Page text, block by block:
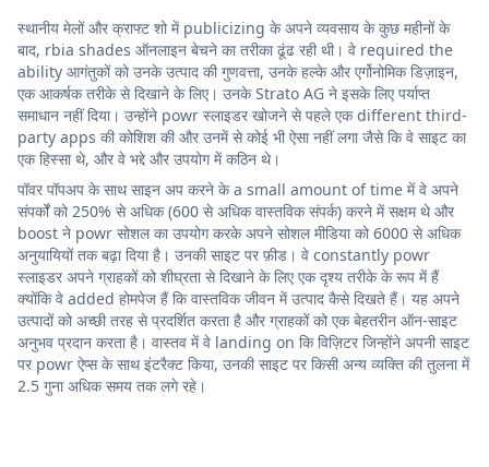
स्थानीय मेलों और क्राफ्ट शो में publicizing के अपने व्यवसाय के कुछ महीनों के
बाद, rbia shades ऑनलाइन बेचने का तरीका ढूंढ रही थी। वे required the
ability आगंतुकों को उनके उत्पाद की गुणवत्ता, उनके हल्के और एर्गोनोमिक डिज़ाइन,
एक आकर्षक तरीके से दिखाने के लिए। उनके Strato AG ने इसके लिए पर्याप्त
समाधान नहीं दिया। उन्होंने powr स्लाइडर खोजने से पहले एक different third-
party apps की कोशिश की और उनमें से कोई भी ऐसा नहीं लगा जैसे कि वे साइट का
एक हिस्सा थे, और वे भद्दे और उपयोग में कठिन थे।
पॉवर पॉपअप के साथ साइन अप करने के a small amount of time में वे अपने
संपर्कों को 250% से अधिक (600 से अधिक वास्तविक संपर्क) करने में सक्षम थे और
boost ने powr सोशल का उपयोग करके अपने सोशल मीडिया को 6000 से अधिक
अनुयायियों तक बढ़ा दिया है। उनकी साइट पर फ़ीड। वे constantly powr
स्लाइडर अपने ग्राहकों को शीघ्रता से दिखाने के लिए एक दृश्य तरीके के रूप में हैं
क्योंकि वे added होमपेज हैं कि वास्तविक जीवन में उत्पाद कैसे दिखते हैं। यह अपने
उत्पादों को अच्छी तरह से प्रदर्शित करता है और ग्राहकों को एक बेहतरीन ऑन-साइट
अनुभव प्रदान करता है। वास्तव में वे landing on कि विज़िटर जिन्होंने अपनी साइट
पर powr ऐप्स के साथ इंटरैक्ट किया, उनकी साइट पर किसी अन्य व्यक्ति की तुलना में
2.5 गुना अधिक समय तक लगे रहे।